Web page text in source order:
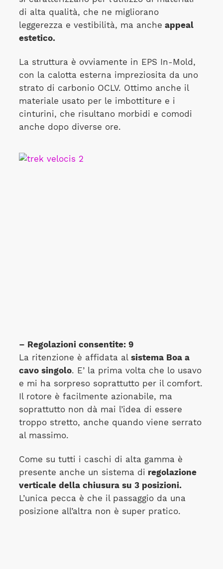
di alta qualità, che ne migliorano
leggerezza e vestibilità, ma anche appeal
estetico.
La struttura è ovviamente in EPS In-Mold,
con la calotta esterna impreziosita da uno
strato di carbonio OCLV. Ottimo anche il
materiale usato per le imbottiture e i
cinturini, che risultano morbidi e comodi
anche dopo diverse ore.
– Regolazioni consentite: 9
La ritenzione è affidata al sistema Boa a
cavo singolo. E’ la prima volta che lo usavo
e mi ha sorpreso soprattutto per il comfort.
Il rotore è facilmente azionabile, ma
soprattutto non dà mai l’idea di essere
troppo stretto, anche quando viene serrato
al massimo.
Come su tutti i caschi di alta gamma è
presente anche un sistema di regolazione
verticale della chiusura su 3 posizioni.
L’unica pecca è che il passaggio da una
posizione all’altra non è super pratico.